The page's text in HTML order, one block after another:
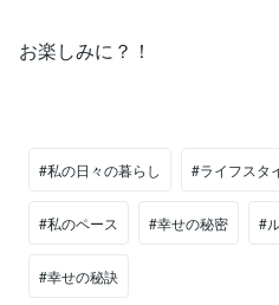
お楽しみに？！
#私の日々の暮らし #ライフスタ
#私のペース #幸せの秘密 #
#幸せの秘訣